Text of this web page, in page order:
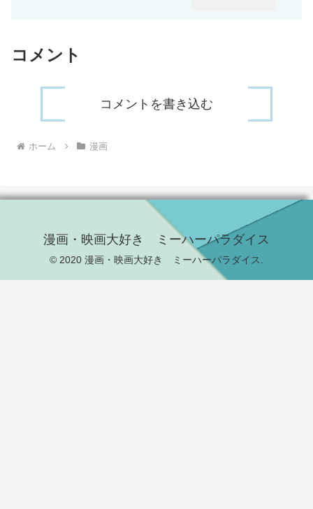
コメント
コメントを書き込む
ホーム 漫画
漫画・映画大好き ミーハーパラダイス
© 2020 漫画・映画大好き ミーハーパラダイス.